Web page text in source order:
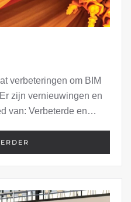
verbeteringen om BIM
zijn vernieuwingen en
van: Verbeterde en…